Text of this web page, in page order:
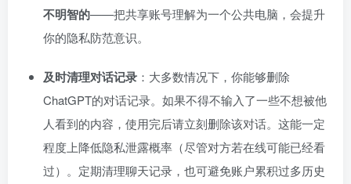
不明智的——把共享账号理解为一个公共电脑，会提升
你的隐私防范意识。
及时清理对话记录 ：大多数情况下，你能够删除
ChatGPT的对话记录。如果不得不输入了一些不想被他
人看到的内容，使用完后请立刻删除该对话。这能一定
程度上降低隐私泄露概率（尽管对方若在线可能已经看
过）。定期清理聊天记录，也可避免账户累积过多历史